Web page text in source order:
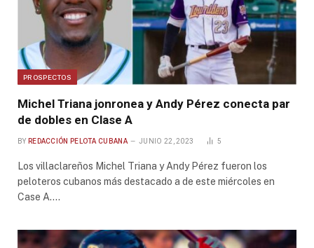
PROSPECTOS
Michel Triana jonronea y Andy Pérez conecta par
de dobles en Clase A
BY REDACCIÓN PELOTA CUBANA JUNIO 22, 2023 5
Los villaclareños Michel Triana y Andy Pérez fueron los
peloteros cubanos más destacado a de este miércoles en
Case A.…